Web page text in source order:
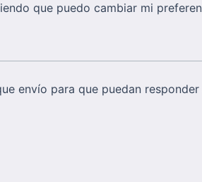
que puedo cambiar mi
envío para que puedan